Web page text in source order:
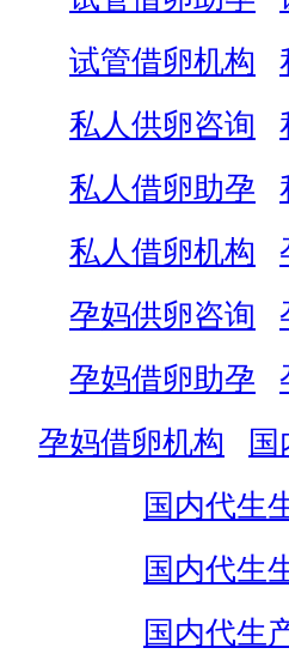
试管借卵机构
私人供卵咨询
私人借卵助孕
私人借卵机构
孕妈供卵咨询
孕妈借卵助孕
孕妈借卵机构
国内代生
国内代生
国内代生